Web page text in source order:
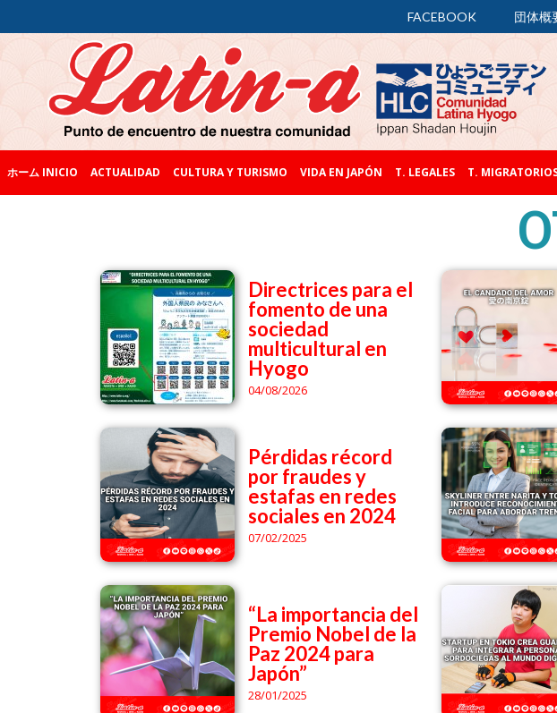
FACEBOOK 団体概
ホーム INICIO ACTUALIDAD CULTURA Y TURISMO VIDA EN JAPÓN T. LEGALES T.
Directrices para el
fomento de una
sociedad
multicultural en
Hyogo
04/08/2026
Pérdidas récord
por fraudes y
estafas en redes
sociales en 2024
07/02/2025
“La importancia del
Premio Nobel de la
Paz 2024 para
Japón”
28/01/2025